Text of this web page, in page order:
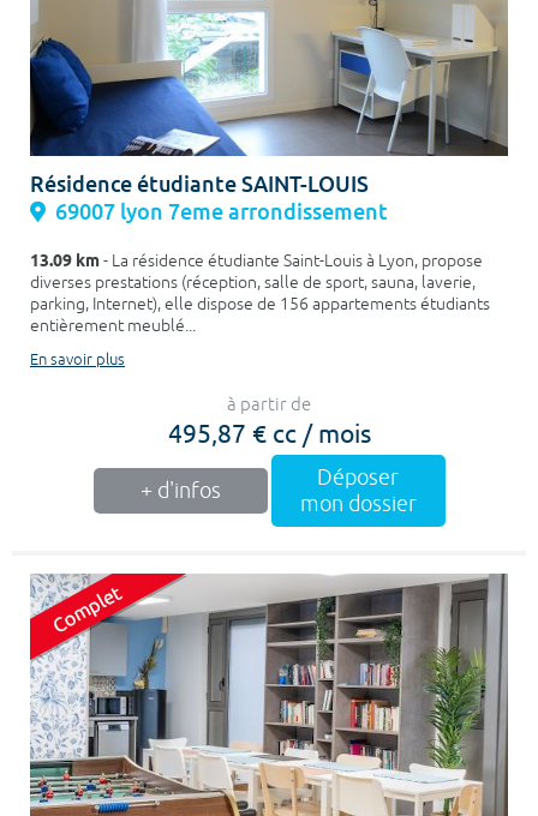
Résidence étudiante SAINT-LOUIS
69007 lyon 7eme arrondissement
13.09 km- La résidence étudiante Saint-Louis à Lyon, propose
diverses prestations (réception, salle de sport, sauna, laverie,
parking, Internet), elle dispose de 156 appartements étudiants
entièrement meublé...
En savoir plus
à partir de
495,87 € cc / mois
+ d'infos
Déposer
mon dossier